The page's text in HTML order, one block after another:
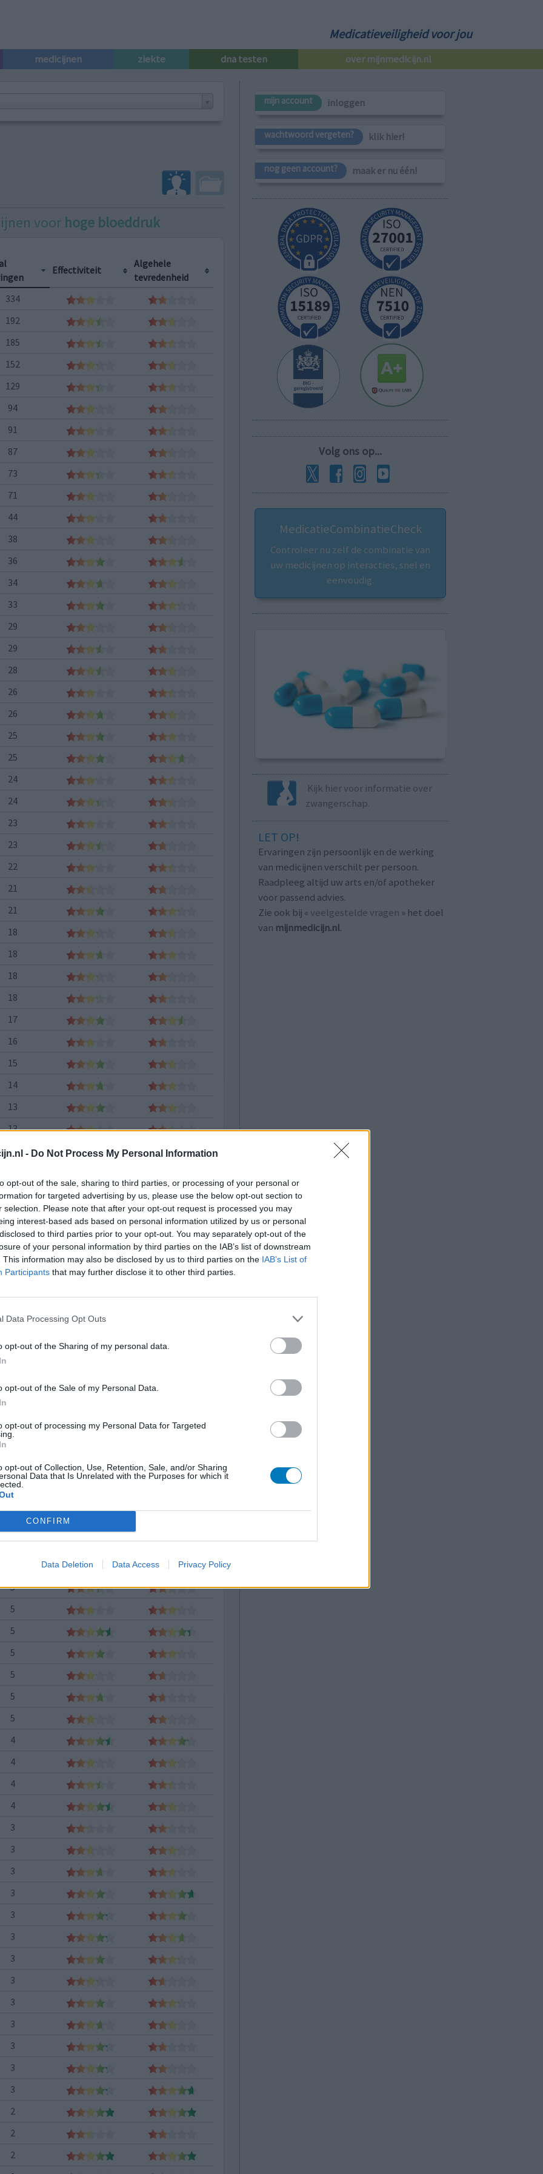
- Do Not Process My Personal Information
opt-out of the sale, sharing to third parties, or processing of your personal or
for targeted advertising by us, please use the below opt-out section to
selection. Please note that after your opt-out request is processed you may
interest-based ads based on personal information utilized by us or personal
to third parties prior to your opt-out. You may separately opt-out of the
of your personal information by third parties on the IAB’s list of downstream
This information may also be disclosed by us to third parties on the IAB’s List of
Participants that may further disclose it to other third parties.
Data Processing Opt Outs
opt-out of the Sharing of my personal data.
opt-out of the Sale of my Personal Data.
opt-out of processing my Personal Data for Targeted
opt-out of Collection, Use, Retention, Sale, and/or Sharing
Data that Is Unrelated with the Purposes for which it
CONFIRM
Data Deletion Data Access Privacy Policy
Medicatieveiligheid voor jou
medicijnen ziekte dna testen over mijnmedicijn.nl
voor hoge bloeddruk
Effectiviteit
Algehele
tevredenheid
334
192
185
152
129
94
91
87
73
71
44
38
36
34
33
29
29
28
26
26
25
25
24
24
23
23
22
21
21
18
18
18
18
17
16
15
14
13
13
13
11
10
10
9
7
7
6
6
6
6
5
5
5
5
5
5
5
5
4
4
4
4
3
3
3
3
3
3
3
3
3
3
3
3
3
2
2
2
mijn account inloggen
wachtwoord vergeten? klik hier!
nog geen account? maak er nu één!
Volg ons op...
MedicatieCombinatieCheck
Controleer nu zelf de combinatie van
uw medicijnen op interacties, snel en
eenvoudig.
Kijk hier voor informatie over
zwangerschap.
LET OP!
Ervaringen zijn persoonlijk en de werking
van medicijnen verschilt per persoon.
Raadpleeg altijd uw arts en/of apotheker
voor passend advies.
Zie ook bij « veelgestelde vragen » het doel
van mijnmedicijn.nl.